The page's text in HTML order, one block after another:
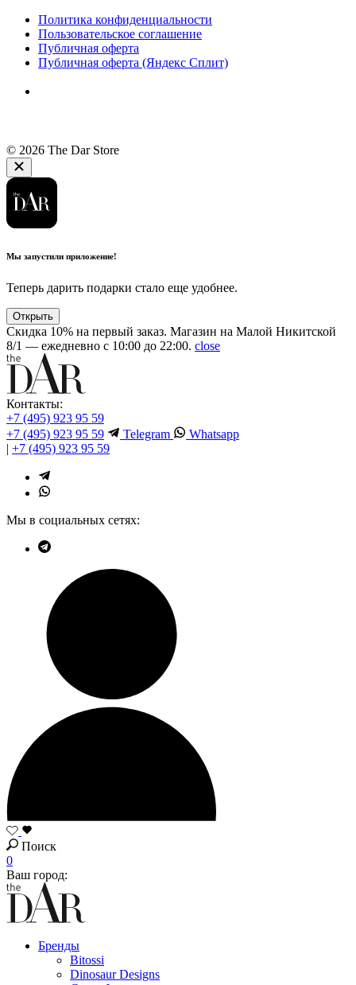
Политика конфиденциальности
Пользовательское соглашение
Публичная оферта
Публичная оферта (Яндекс Сплит)
© 2026 The Dar Store
Мы запустили приложение!
Теперь дарить подарки стало еще удобнее.
Открыть
Скидка 10% на первый заказ. Магазин на Малой Никитской
8/1 — ежедневно с 10:00 до 22:00. close
Контакты:
+7 (495) 923 95 59
+7 (495) 923 95 59
Telegram
Whatsapp
| +7 (495) 923 95 59
Мы в социальных сетях:
Поиск
0
Ваш город:
Бренды
Bitossi
Dinosaur Designs